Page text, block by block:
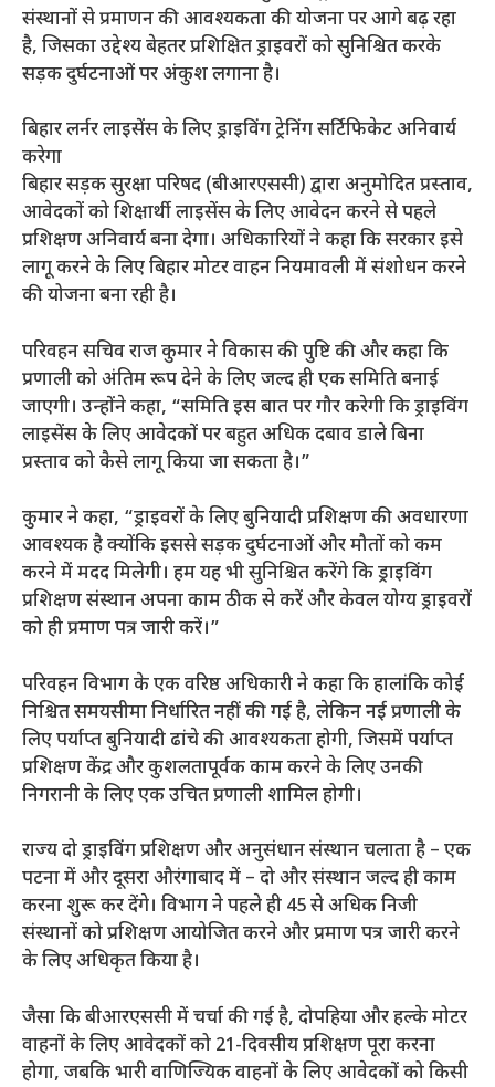
संस्थानों से प्रमाणन की आवश्यकता की योजना पर आगे बढ़ रहा
है, जिसका उद्देश्य बेहतर प्रशिक्षित ड्राइवरों को सुनिश्चित करके
सड़क दुर्घटनाओं पर अंकुश लगाना है।
बिहार लर्नर लाइसेंस के लिए ड्राइविंग ट्रेनिंग सर्टिफिकेट अनिवार्य
करेगा
बिहार सड़क सुरक्षा परिषद (बीआरएससी) द्वारा अनुमोदित प्रस्ताव,
आवेदकों को शिक्षार्थी लाइसेंस के लिए आवेदन करने से पहले
प्रशिक्षण अनिवार्य बना देगा। अधिकारियों ने कहा कि सरकार इसे
लागू करने के लिए बिहार मोटर वाहन नियमावली में संशोधन करने
की योजना बना रही है।
परिवहन सचिव राज कुमार ने विकास की पुष्टि की और कहा कि
प्रणाली को अंतिम रूप देने के लिए जल्द ही एक समिति बनाई
जाएगी। उन्होंने कहा, “समिति इस बात पर गौर करेगी कि ड्राइविंग
लाइसेंस के लिए आवेदकों पर बहुत अधिक दबाव डाले बिना
प्रस्ताव को कैसे लागू किया जा सकता है।”
कुमार ने कहा, “ड्राइवरों के लिए बुनियादी प्रशिक्षण की अवधारणा
आवश्यक है क्योंकि इससे सड़क दुर्घटनाओं और मौतों को कम
करने में मदद मिलेगी। हम यह भी सुनिश्चित करेंगे कि ड्राइविंग
प्रशिक्षण संस्थान अपना काम ठीक से करें और केवल योग्य ड्राइवरों
को ही प्रमाण पत्र जारी करें।”
परिवहन विभाग के एक वरिष्ठ अधिकारी ने कहा कि हालांकि कोई
निश्चित समयसीमा निर्धारित नहीं की गई है, लेकिन नई प्रणाली के
लिए पर्याप्त बुनियादी ढांचे की आवश्यकता होगी, जिसमें पर्याप्त
प्रशिक्षण केंद्र और कुशलतापूर्वक काम करने के लिए उनकी
निगरानी के लिए एक उचित प्रणाली शामिल होगी।
राज्य दो ड्राइविंग प्रशिक्षण और अनुसंधान संस्थान चलाता है – एक
पटना में और दूसरा औरंगाबाद में – दो और संस्थान जल्द ही काम
करना शुरू कर देंगे। विभाग ने पहले ही 45 से अधिक निजी
संस्थानों को प्रशिक्षण आयोजित करने और प्रमाण पत्र जारी करने
के लिए अधिकृत किया है।
जैसा कि बीआरएससी में चर्चा की गई है, दोपहिया और हल्के मोटर
वाहनों के लिए आवेदकों को 21-दिवसीय प्रशिक्षण पूरा करना
होगा, जबकि भारी वाणिज्यिक वाहनों के लिए आवेदकों को किसी